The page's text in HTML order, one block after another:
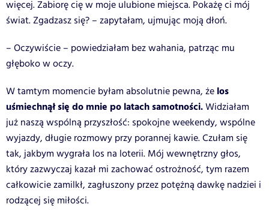
więcej. Zabiorę cię w moje ulubione miejsca. Pokażę ci mój
świat. Zgadzasz się? – zapytałam, ujmując moją dłoń.
– Oczywiście – powiedziałam bez wahania, patrząc mu
głęboko w oczy.
W tamtym momencie byłam absolutnie pewna, że los
uśmiechnął się do mnie po latach samotności.Widziałam
już naszą wspólną przyszłość: spokojne weekendy, wspólne
wyjazdy, długie rozmowy przy porannej kawie. Czułam się
tak, jakbym wygrała los na loterii. Mój wewnętrzny głos,
który zazwyczaj kazał mi zachować ostrożność, tym razem
całkowicie zamilkł, zagłuszony przez potężną dawkę nadziei i
rodzącej się miłości.